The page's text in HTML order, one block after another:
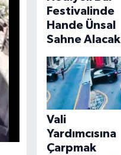
Festivalinde
Hande Ünsal
Sahne Alacak
Vali
Yardımcısına
Çarpmak